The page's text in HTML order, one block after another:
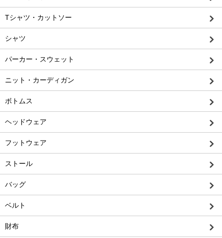
Tシャツ・カットソー
シャツ
パーカー・スウェット
ニット・カーディガン
ボトムス
ヘッドウェア
フットウェア
ストール
バッグ
ベルト
財布